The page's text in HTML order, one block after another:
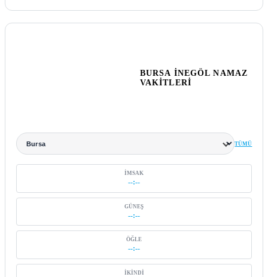
BURSA İNEGÖL NAMAZ
VAKITLERI
Şehir seçin TÜMÜ
İMSAK
--:--
GÜNEŞ
--:--
ÖĞLE
--:--
İKINDI